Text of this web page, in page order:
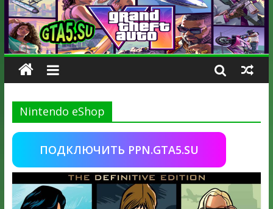
Nintendo eShop
ПОДКЛЮЧИТЬ PPN.GTA5.SU